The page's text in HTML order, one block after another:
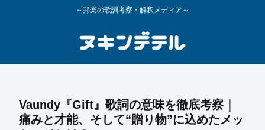
～邦楽の歌詞考察・解釈メディア～
Vaundy『Gift』歌詞の意味を徹底考察｜
痛みと才能、そして“贈り物”に込めたメッ